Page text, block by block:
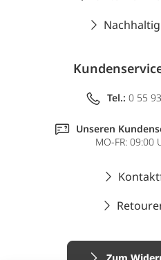
Tel.: 0 55
Unseren
MO-FR: 09:00